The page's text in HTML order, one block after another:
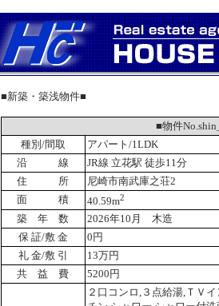
■新築・築浅物件■
■物件
種別/間取
アパート/1LDK
沿 線
JR線 立花駅 徒歩11分
住 所
尼崎市南武庫之荘2
面 積
40.59m2
築 年 数
2026年10月 木造
保 証/敷 金
0円
礼 金/敷 引
13万円
共 益 費
5200円
２口コンロ,３点給湯,ＴＶ